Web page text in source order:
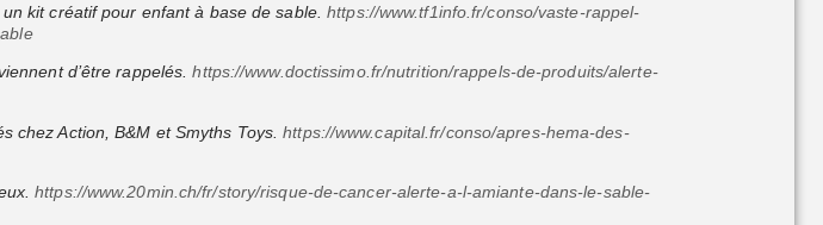
kit créatif pour enfant à base de sable.https://www.tf1info.fr/conso/vaste-rappel-
d’être rappelés.https://www.doctissimo.fr/nutrition/rappels-de-produits/alerte-
chez Action, B&M et Smyths Toys.https://www.capital.fr/conso/apres-hema-des-
https://www.20min.ch/fr/story/risque-de-cancer-alerte-a-l-amiante-dans-le-sable-